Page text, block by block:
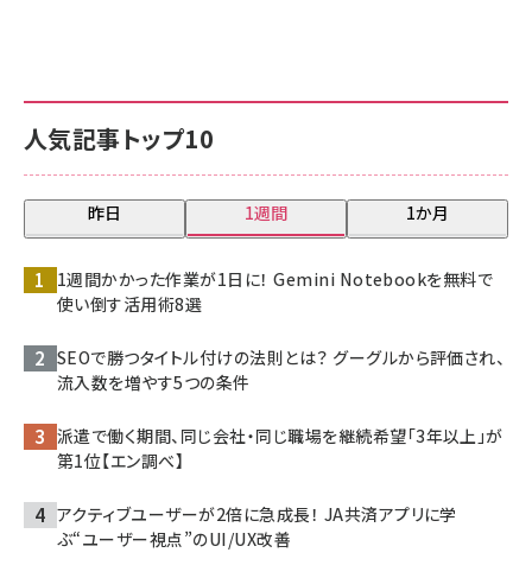
人気記事トップ10
昨日 1週間 1か月
1週間かかった作業が1日に！ Gemini Notebookを無料で
使い倒す活用術8選
SEOで勝つタイトル付けの法則とは？ グーグルから評価され、
流入数を増やす5つの条件
派遣で働く期間、同じ会社・同じ職場を継続希望「3年以上」が
第1位【エン調べ】
アクティブユーザーが2倍に急成長！ JA共済アプリに学
ぶ“ユーザー視点”のUI/UX改善